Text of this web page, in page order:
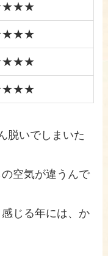
脱いでしまいた
空気が違うんで
じる年には、か